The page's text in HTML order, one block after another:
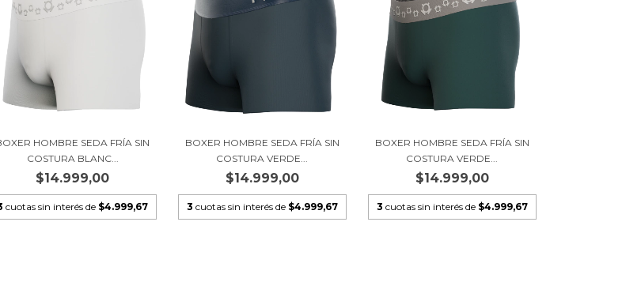
HOMBRE SEDA FRÍA SIN
COSTURA BLANC...
$14.999,00
cuotas sin interés de $4.999,67
BOXER HOMBRE SEDA FRÍA SIN
COSTURA VERDE...
$14.999,00
3 cuotas sin interés de $4.999,67
BOXER HOMBRE SEDA FRÍA SIN
COSTURA VERDE...
$14.999,00
3 cuotas sin interés de $4.999,67